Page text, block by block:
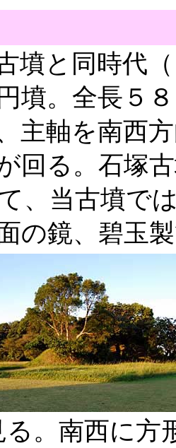
墳と同時代
墳。全長５
主軸を南西
回る。石塚
、当古墳で
の鏡、碧玉
。南西に方